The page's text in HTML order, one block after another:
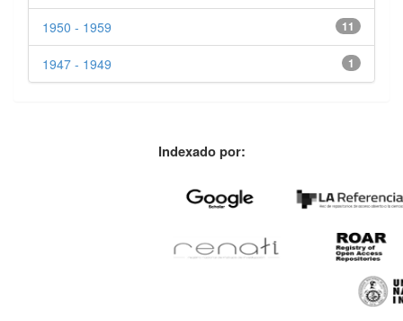
11
1950 - 1959
1
1947 - 1949
Indexado por: